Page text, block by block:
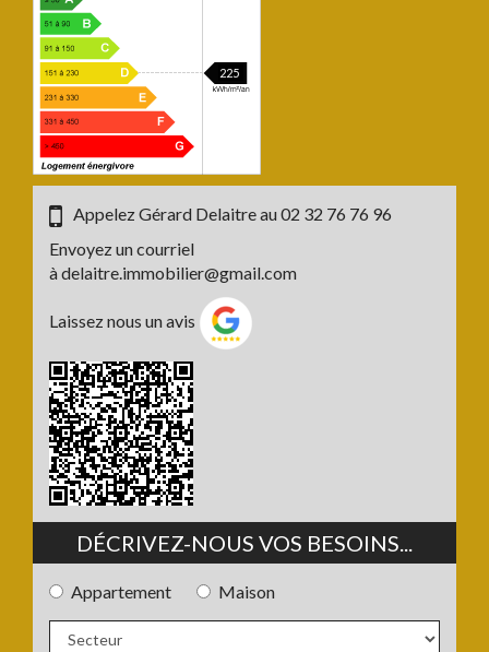
225
Appelez Gérard Delaitre au02 32 76 76 96
Envoyez un courriel
àdelaitre.immobilier@gmail.com
Laissez nous un avis
DÉCRIVEZ-NOUS VOS BESOINS...
Appartement
Maison
Type
de